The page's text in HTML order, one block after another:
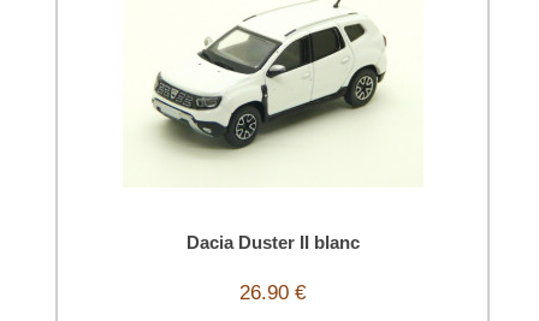
Dacia Duster II blanc
26.90 €